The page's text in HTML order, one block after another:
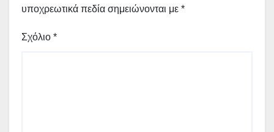
υποχρεωτικά πεδία σημειώνονται με *
Σχόλιο *